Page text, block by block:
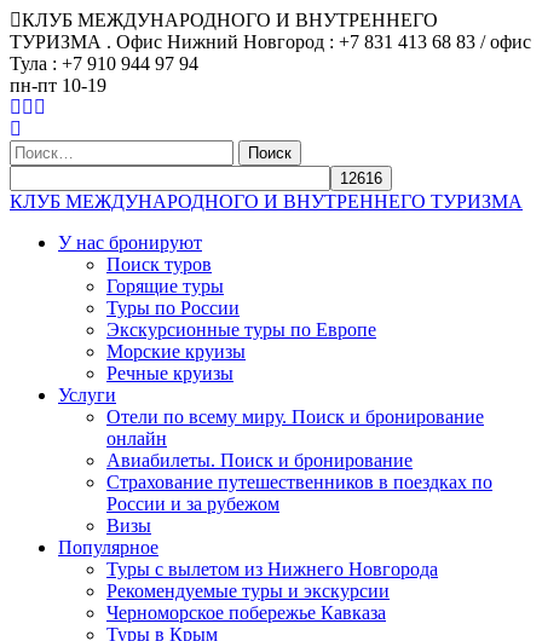
КЛУБ МЕЖДУНАРОДНОГО И ВНУТРЕННЕГО
ТУРИЗМА . Офис Нижний Новгород : +7 831 413 68 83 / офис
Тула : +7 910 944 97 94
пн-пт 10-19
Найти:
КЛУБ МЕЖДУНАРОДНОГО И ВНУТРЕННЕГО ТУРИЗМА
У нас бронируют
Поиск туров
Горящие туры
Туры по России
Экскурсионные туры по Европе
Морские круизы
Речные круизы
Услуги
Отели по всему миру. Поиск и бронирование
онлайн
Авиабилеты. Поиск и бронирование
Страхование путешественников в поездках по
России и за рубежом
Визы
Популярное
Туры с вылетом из Нижнего Новгорода
Рекомендуемые туры и экскурсии
Черноморское побережье Кавказа
Туры в Крым